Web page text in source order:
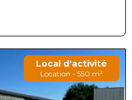
Local d'activité
Location - 550 m²